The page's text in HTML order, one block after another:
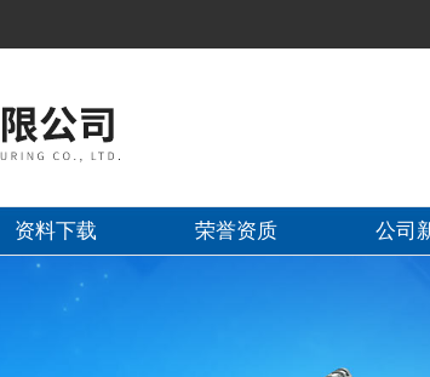
资料下载 荣誉资质 公司